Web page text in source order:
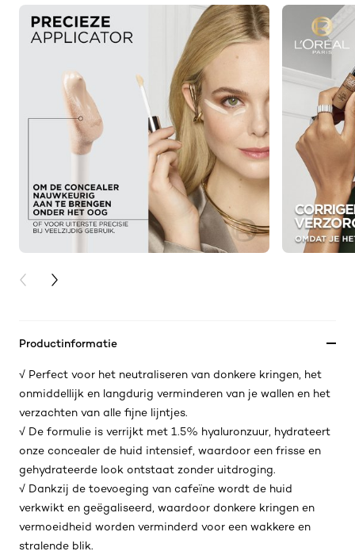
PREVIOUS CARD
NEXT CARD
Productinformatie
√ Perfect voor het neutraliseren van donkere kringen, het
onmiddellijk en langdurig verminderen van je wallen en het
verzachten van alle fijne lijntjes.
√ De formulie is verrijkt met 1.5% hyaluronzuur, hydrateert
onze concealer de huid intensief, waardoor een frisse en
gehydrateerde look ontstaat zonder uitdroging.
√ Dankzij de toevoeging van cafeïne wordt de huid
verkwikt en geëgaliseerd, waardoor donkere kringen en
vermoeidheid worden verminderd voor een wakkere en
stralende blik.